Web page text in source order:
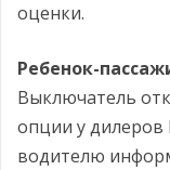
оценки.
Ребенок-
Выключатель
опции у дилеров
водителю